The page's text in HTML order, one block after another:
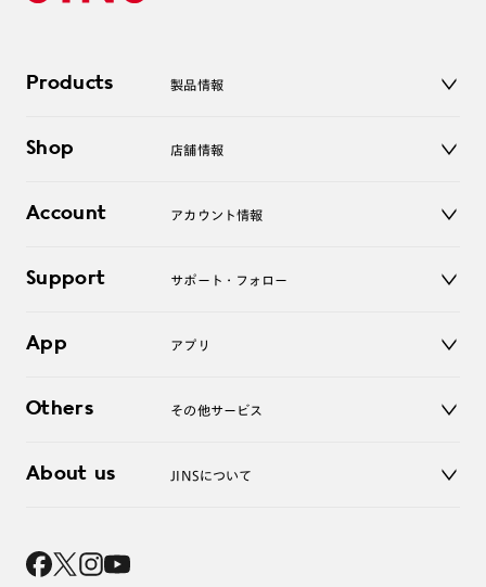
Products 製品情報
サングラス
コンタクトレンズ
アクセサリー
Shop 店舗情報
オンラインショップ
Account アカウント情報
ログアウト
Support サポート・フォロー
よくあるご質問
お問い合わせ
App アプリ
Others その他サービス
レンズ交換
About us JINSについて
採用情報